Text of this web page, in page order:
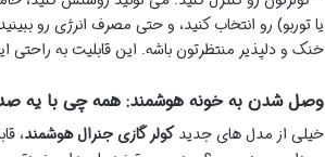
یا توربو) رو انتخاب کنید، و حتی مصرف انرژی رو
خنک و دلپذیر منتظرتون باشه. این قابلیت به راحتی
وصل شدن به خونه هوشمند: همه چی با یه
خیلی از مدل های جدیدکولر گازی جنرال هوشمند